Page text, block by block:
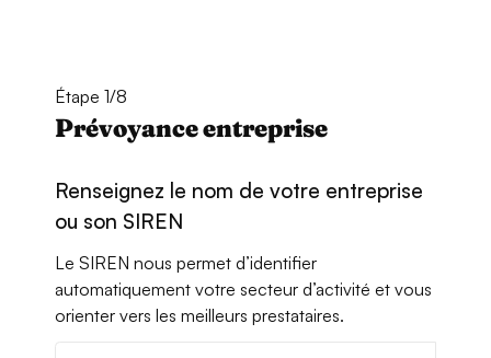
Étape 1/8
Prévoyance entreprise
Renseignez le nom de votre entreprise
ou son SIREN
Le SIREN nous permet d’identifier
automatiquement votre secteur d’activité et vous
orienter vers les meilleurs prestataires.